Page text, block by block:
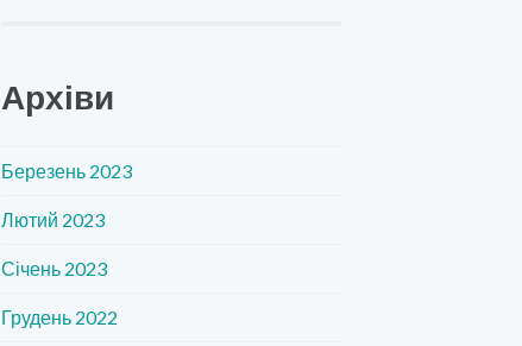
Архіви
Березень 2023
Лютий 2023
Січень 2023
Грудень 2022